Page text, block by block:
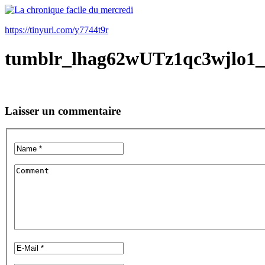
https://tinyurl.com/y7744t9r
Laisser un commentaire